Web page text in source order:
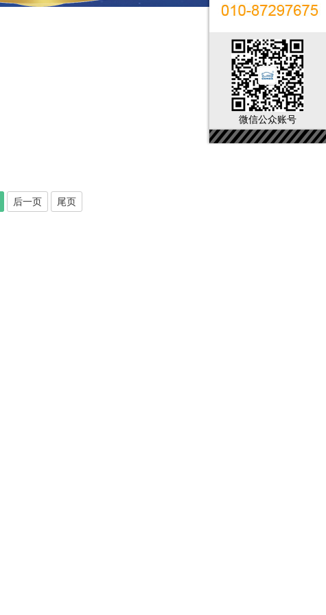
微信公众账号
后一页 尾页